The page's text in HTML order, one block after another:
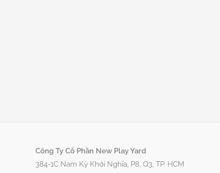
Công Ty Cổ Phần New Play Yard
384-1C Nam Kỳ Khởi Nghĩa, P8, Q3, TP. HCM